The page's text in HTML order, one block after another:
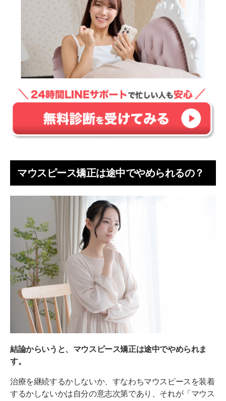
体調の変化(病気・入院・妊娠・出産など)
虫歯や歯周病
マウスピース矯正
ワイヤー矯正(表側矯正・裏側矯正・ハーフリンガル矯
正)
ア)
モチベーション維持のための工夫をする
歯科医師と積極的にコミュニケーションを取る
サポート体制が整っているクリニックを選ぶ
途中でやめるのはもったいない！前向きな気持ちで
マウスピース矯正を続けよう
マウスピース矯正は途中でやめられるの？
結論からいうと、マウスピース矯正は途中でやめられま
す。
治療を継続するかしないか、すなわちマウスピースを装着
するかしないかは自分の意志次第であり、それが「マウス